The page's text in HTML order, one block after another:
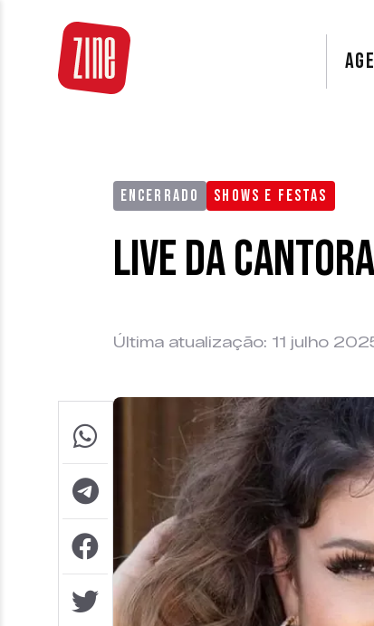
ENCERRADO SHOWS E FESTAS
Live da
Última atualização: 11 julho